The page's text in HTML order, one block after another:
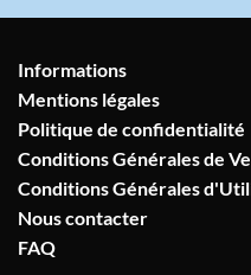
Informations
Mentions légales
Politique de confidentialité
Conditions Générales de
Conditions Générales
Nous contacter
FAQ